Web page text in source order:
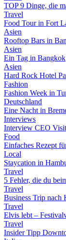
TOP 9 Dinge, die
Travel
Food Tour in Fort
Asien
Rooftop Bars in
Asien
Ein Tag in Bangkok
Asien
Hard Rock Hotel
Fashion
Fashion Week in
Deutschland
Eine Nacht in
Interviews
Interview CEO
Food
Einfaches Rezept
Local
Staycation in
Travel
5 Fehler, die du
Travel
Business Trip nach
Travel
Elvis lebt –
Travel
Insider Tipp